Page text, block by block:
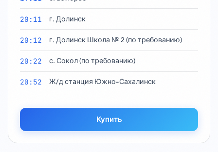
20:11 г. Долинск
20:12 г. Долинск Школа № 2 (по требованию)
20:22 с. Сокол (по требованию)
20:52 Ж/д станция Южно-Сахалинск
Купить